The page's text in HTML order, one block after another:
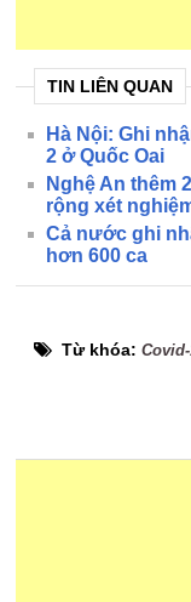
TIN LIÊN QUAN
Hà Nội: Ghi
2 ở Quốc Oai
Nghệ An thêm
rộng xét
Cả nước ghi
hơn 600 ca
Từ khóa: